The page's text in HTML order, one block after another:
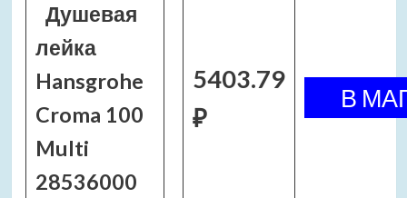
Душевая
лейка
Hansgrohe
Croma 100
Multi
28536000
5403.79
₽